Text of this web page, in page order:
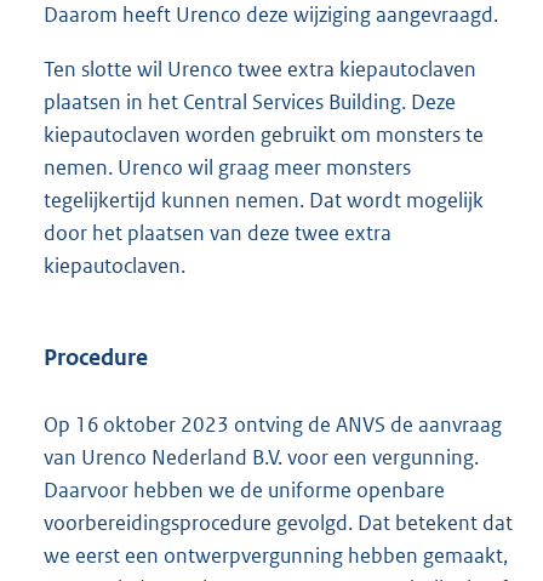
Daarom heeft Urenco deze wijziging aangevraagd.
Ten slotte wil Urenco twee extra kiepautoclaven
plaatsen in het Central Services Building. Deze
kiepautoclaven worden gebruikt om monsters te
nemen. Urenco wil graag meer monsters
tegelijkertijd kunnen nemen. Dat wordt mogelijk
door het plaatsen van deze twee extra
kiepautoclaven.
Procedure
Op 16 oktober 2023 ontving de ANVS de aanvraag
van Urenco Nederland B.V. voor een vergunning.
Daarvoor hebben we de uniforme openbare
voorbereidingsprocedure gevolgd. Dat betekent dat
we eerst een ontwerpvergunning hebben gemaakt,